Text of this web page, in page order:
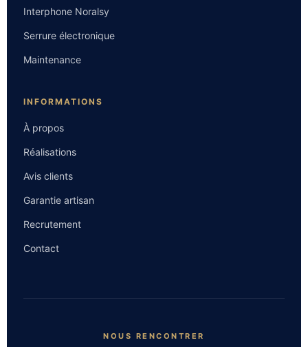
Interphone Noralsy
Serrure électronique
Maintenance
INFORMATIONS
À propos
Réalisations
Avis clients
Garantie artisan
Recrutement
Contact
NOUS RENCONTRER